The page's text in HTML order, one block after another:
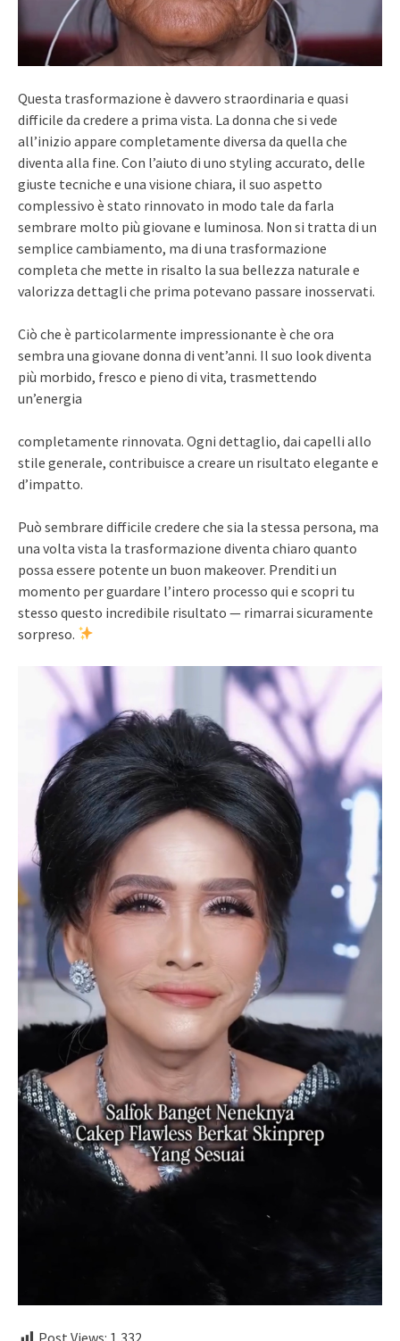
Questa trasformazione è davvero straordinaria e quasi
difficile da credere a prima vista. La donna che si vede
all’inizio appare completamente diversa da quella che
diventa alla fine. Con l’aiuto di uno styling accurato, delle
giuste tecniche e una visione chiara, il suo aspetto
complessivo è stato rinnovato in modo tale da farla
sembrare molto più giovane e luminosa. Non si tratta di un
semplice cambiamento, ma di una trasformazione
completa che mette in risalto la sua bellezza naturale e
valorizza dettagli che prima potevano passare inosservati.
Ciò che è particolarmente impressionante è che ora
sembra una giovane donna di vent’anni. Il suo look diventa
più morbido, fresco e pieno di vita, trasmettendo
un’energia
completamente rinnovata. Ogni dettaglio, dai capelli allo
stile generale, contribuisce a creare un risultato elegante e
d’impatto.
Può sembrare difficile credere che sia la stessa persona, ma
una volta vista la trasformazione diventa chiaro quanto
possa essere potente un buon makeover. Prenditi un
momento per guardare l’intero processo qui e scopri tu
stesso questo incredibile risultato — rimarrai sicuramente
sorpreso.
Post Views: 1,332